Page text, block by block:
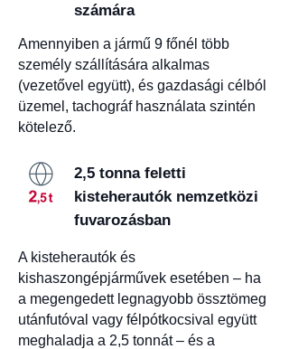
számára
Amennyiben a jármű 9 főnél több
személy szállítására alkalmas
(vezetővel együtt), és gazdasági célból
üzemel, tachográf használata szintén
kötelező.
2,5 tonna feletti
kisteherautók nemzetközi
fuvarozásban
A kisteherautók és
kishaszongépjárművek esetében – ha
a megengedett legnagyobb össztömeg
utánfutóval vagy félpótkocsival együtt
meghaladja a 2,5 tonnát – és a